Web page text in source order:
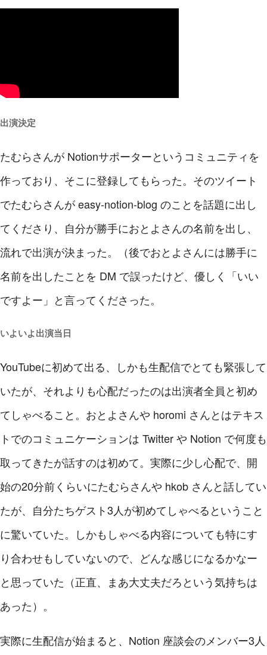
出演決定
たむらさんが Notionサポーターというコミュニティを
作っており、そこに登録してもらった。そのツイート
でたむらさんが easy-notion-blog のことを話題に出し
てくださり、自分が勝手におとよさんの名前を出し、
流れで出演が決まった。（後でおとよさんには勝手に
名前を出したことを DM で誤ったけど、優しく「いい
ですよー」と言ってくださった。
いよいよ出演当日
YouTubeに初めて出る、しかも生配信でとても緊張して
いたが、それよりも心配だったのは出演者全員と初め
てしゃべること。おとよさんや horomi さんとはテキス
トでのコミュニケーションは Twitter や Notion で何度も
取ってきたが話すのは初めて。実際に少し心配で、開
始の20分前くらいにたむらさんや hkob さんと話してい
たが、自分たちゲスト3人が初めてしゃべるということ
に驚いていた。しかもしゃべる内容についても特にす
り合わせもしていないので、どんな感じになるかなー
と思っていた（正直、まあ大丈夫だろという気持ちは
あった）。
実際に生配信が始まると、Notion 座談会のメンバー3人